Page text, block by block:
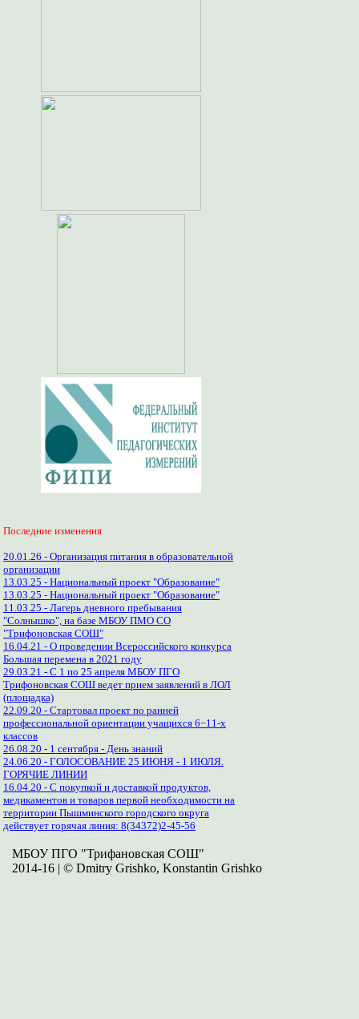
Последние изменения
20.01.26 - Организация питания в образовательной
организации
13.03.25 - Национальный проект "Образование"
13.03.25 - Национальный проект "Образование"
11.03.25 - Лагерь дневного пребывания
"Солнышко", на базе МБОУ ПМО СО
"Трифоновская СОШ"
16.04.21 - О проведении Всероссийского конкурса
Большая перемена в 2021 году
29.03.21 - С 1 по 25 апреля МБОУ ПГО
Трифоновская СОШ ведет прием заявлений в ЛОЛ
(площадка)
22.09.20 - Стартовал проект по ранней
профессиональной ориентации учащихся 6−11-х
классов
26.08.20 - 1 сентября - День знаний
24.06.20 - ГОЛОСОВАНИЕ 25 ИЮНЯ - 1 ИЮЛЯ.
ГОРЯЧИЕ ЛИНИИ
16.04.20 - С покупкой и доставкой продуктов,
медикаментов и товаров первой необходимости на
территории Пышминского городского округа
действует горячая линия: 8(34372)2-45-56
МБОУ ПГО "Трифановская СОШ"
2014-16 | © Dmitry Grishko, Konstantin Grishko